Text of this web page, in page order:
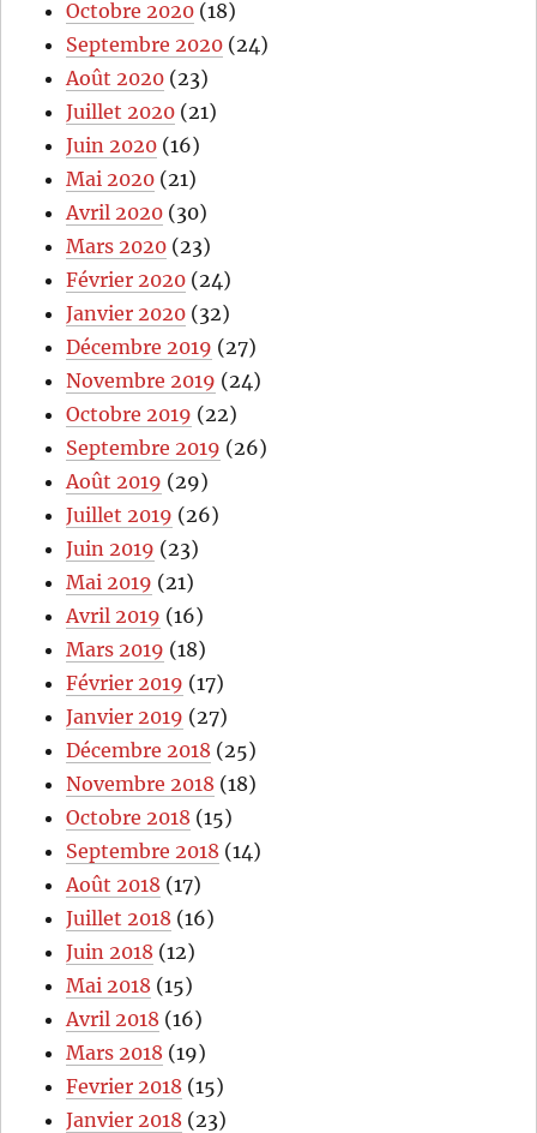
Octobre 2020 (18)
Septembre 2020 (24)
Août 2020 (23)
Juillet 2020 (21)
Juin 2020 (16)
Mai 2020 (21)
Avril 2020 (30)
Mars 2020 (23)
Février 2020 (24)
Janvier 2020 (32)
Décembre 2019 (27)
Novembre 2019 (24)
Octobre 2019 (22)
Septembre 2019 (26)
Août 2019 (29)
Juillet 2019 (26)
Juin 2019 (23)
Mai 2019 (21)
Avril 2019 (16)
Mars 2019 (18)
Février 2019 (17)
Janvier 2019 (27)
Décembre 2018 (25)
Novembre 2018 (18)
Octobre 2018 (15)
Septembre 2018 (14)
Août 2018 (17)
Juillet 2018 (16)
Juin 2018 (12)
Mai 2018 (15)
Avril 2018 (16)
Mars 2018 (19)
Fevrier 2018 (15)
Janvier 2018 (23)